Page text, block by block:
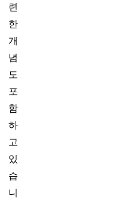
련
한
개
념
도
포
함
하
고
있
습
니